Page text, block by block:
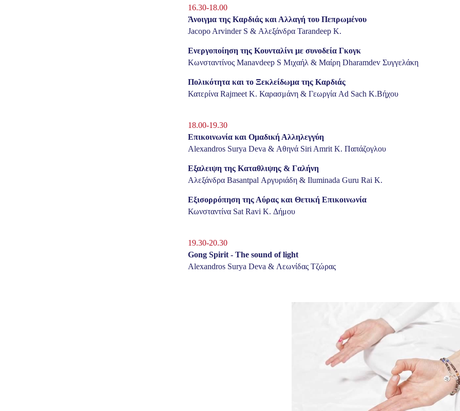
16.30-18.00
Άνοιγμα της Καρδιάς και Αλλαγή του Πεπρωμένου
Jacopo Arvinder S & Αλεξάνδρα Tarandeep K.
Ενεργοποίηση της Κουνταλίνι με συνοδεία Γκογκ
Kωνσταντίνος Manavdeep S Μιχαήλ & Μαίρη Dharamdev Συγγελάκη
Πολικότητα και το Ξεκλείδωμα της Καρδιάς
Κατερίνα Rajmeet K. Καρασμάνη & Γεωργία Ad Sach K.Βήχου
18.00-19.30
Επικοινωνία και Ομαδική Αλληλεγγύη
Alexandros Surya Deva & Αθηνά Siri Amrit K. Παπάζογλου
Εξαλειψη της Καταθλιψης & Γαλήνη
Αλεξάνδρα Basantpal Αργυριάδη & Iluminada Guru Rai K.
Εξισορρόπηση της Αύρας και Θετική Επικοινωνία
Κωνσταντίνα Sat Ravi K. Δήμου
19.30-20.30
Gong Spirit - The sound of light
Alexandros Surya Deva & Λεωνίδας Τζώρας